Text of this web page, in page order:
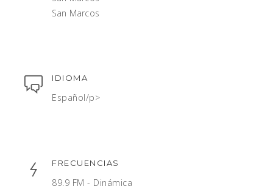
San Marcos
IDIOMA
Español/p>
FRECUENCIAS
89.9 FM - Dinámica